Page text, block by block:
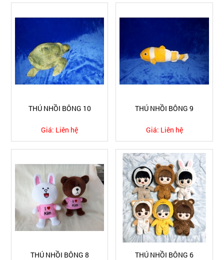
THÚ NHỒI BÔNG 10
Giá: Liên hệ
THÚ NHỒI BÔNG 9
Giá: Liên hệ
THÚ NHỒI BÔNG 8 THÚ NHỒI BÔNG 6